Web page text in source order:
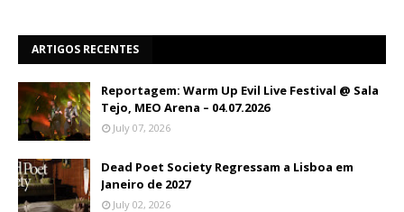
ARTIGOS RECENTES
Reportagem: Warm Up Evil Live Festival @ Sala
Tejo, MEO Arena – 04.07.2026
July 07, 2026
Dead Poet Society Regressam a Lisboa em
Janeiro de 2027
July 02, 2026